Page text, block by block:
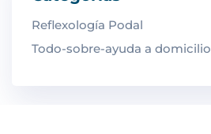
Reflexología Podal
Todo-sobre-ayuda a domicilio